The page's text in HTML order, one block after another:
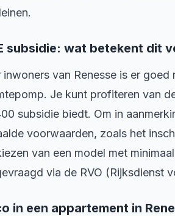
subsidie: wat betekent dit
inwoners van Renesse is er
Je kunt profiteren van
subsidie biedt. Om in
voorwaarden, zoals het
van een model met
via de RVO (Rijksdienst
in een appartement in